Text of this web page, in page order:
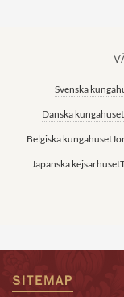
Svenska
Danska kungahuset
Belgiska kungahuset
Japanska kejsarhuset
SITEMAP